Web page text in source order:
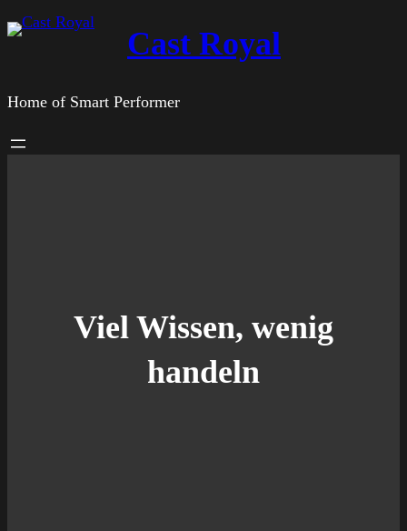
Zum
Cast Royal
Home of Smart Performer
Viel Wissen, wenig
handeln